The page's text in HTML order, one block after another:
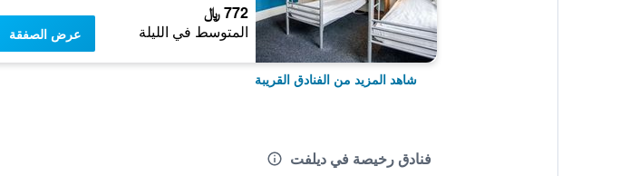
772 ﷼
المتوسط في الليلة عرض الصفقة
شاهد المزيد من الفنادق القريبة
فنادق رخيصة في ديلفت